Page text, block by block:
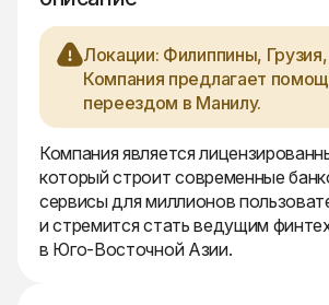
Локации: Филиппины, Грузия,
Компания предлагает
переездом в Манилу.
Компания является
который строит современные
сервисы для миллионов
и стремится стать ведущим
в Юго-Восточной Азии.